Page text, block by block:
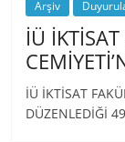
Arşiv
İÜ
İÜ İKTİSAT
DÜZENLEDİĞİ